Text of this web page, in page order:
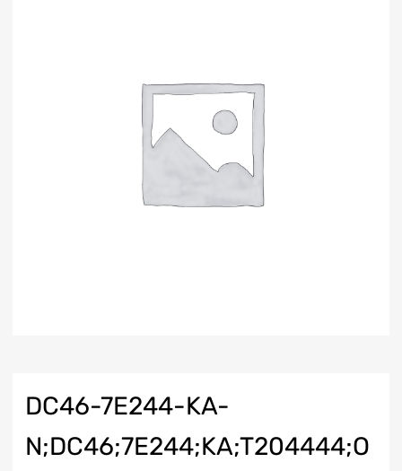
DC46-7E244-KA-
N;DC46;7E244;KA;T204444;O